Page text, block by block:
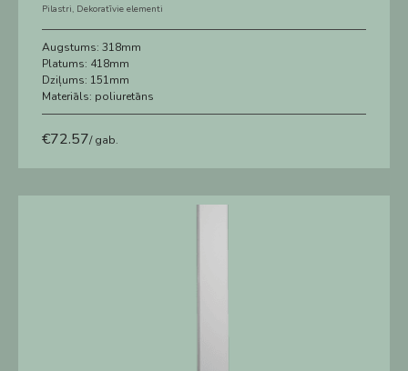
Pilastri, Dekoratīvie elementi
Augstums: 318mm
Platums: 418mm
Dziļums: 151mm
Materiāls: poliuretāns
€72.57/ gab.